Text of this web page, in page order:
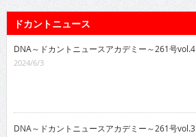
ドカントニュース
DNA～ドカントニュースアカデミー～261号vol.4
2024/6/3
DNA～ドカントニュースアカデミー～261号vol.3